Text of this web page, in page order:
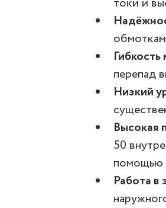
перепад
Низкий
Высокая
50
помощью
Работа в